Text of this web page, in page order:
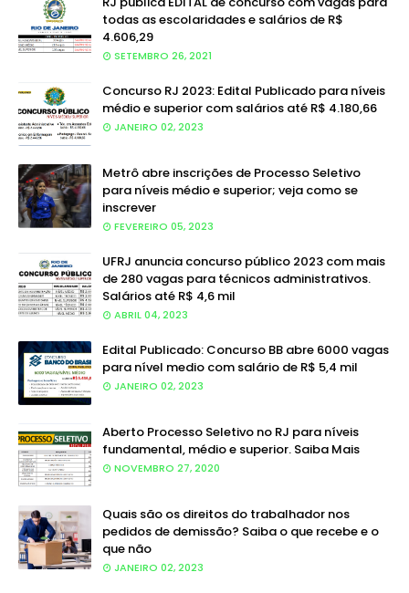
todas as escolaridades e salários de R$
4.606,29
SETEMBRO 26, 2021
Concurso RJ 2023: Edital Publicado para níveis
médio e superior com salários até R$ 4.180,66
JANEIRO 02, 2023
Metrô abre inscrições de Processo Seletivo
para níveis médio e superior; veja como se
inscrever
FEVEREIRO 05, 2023
UFRJ anuncia concurso público 2023 com mais
de 280 vagas para técnicos administrativos.
Salários até R$ 4,6 mil
ABRIL 04, 2023
Edital Publicado: Concurso BB abre 6000 vagas
para nível medio com salário de R$ 5,4 mil
JANEIRO 02, 2023
Aberto Processo Seletivo no RJ para níveis
fundamental, médio e superior. Saiba Mais
NOVEMBRO 27, 2020
Quais são os direitos do trabalhador nos
pedidos de demissão? Saiba o que recebe e o
que não
JANEIRO 02, 2023